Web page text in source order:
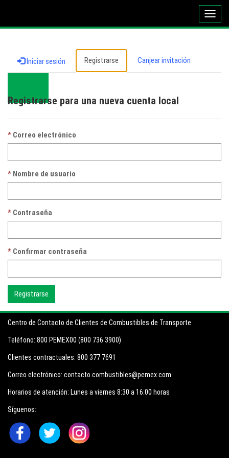
Iniciar sesión Registrarse Canjear invitación
Registrarse para una nueva cuenta local
Correo electrónico
Nombre de usuario
Contraseña
Confirmar contraseña
Centro de Contacto de Clientes de Combustibles de Transporte
Teléfono: 800 PEMEX00 (800 736 3900)
Clientes contractuales: 800 377 7691
Correo electrónico: contacto.combustibles@pemex.com
Horarios de atención: Lunes a viernes 8:30 a 16:00 horas
Síguenos: